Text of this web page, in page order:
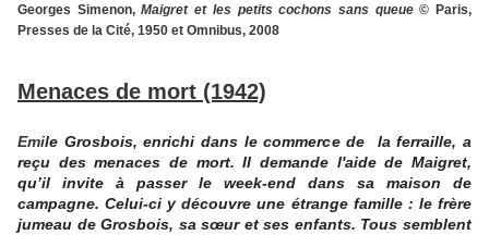
Georges Simenon,Maigret et les petits cochons sans queue© Paris,
Presses de la Cité, 1950 et Omnibus, 2008
Menaces de mort (1942)
Emile Grosbois, enrichi dans le commerce de la ferraille, a
reçu desmenaces de mort. Il demande l'aide de Maigret,
qu’il invite à passer le week-end dans sa maison de
campagne. Celui-ci y découvre une étrange famille : le frère
jumeau de Grosbois, sa sœur et ses enfants. Tous semblent